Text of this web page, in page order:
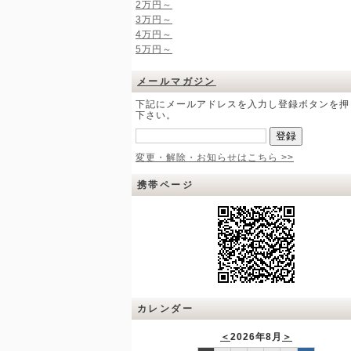
2万円～
3万円～
4万円～
5万円～
メールマガジン
下記にメールアドレスを入力し登録ボタンを
下さい。
変更・解除・お知らせはこちら >>
携帯ページ
カレンダー
＜ 2026年8月 ＞